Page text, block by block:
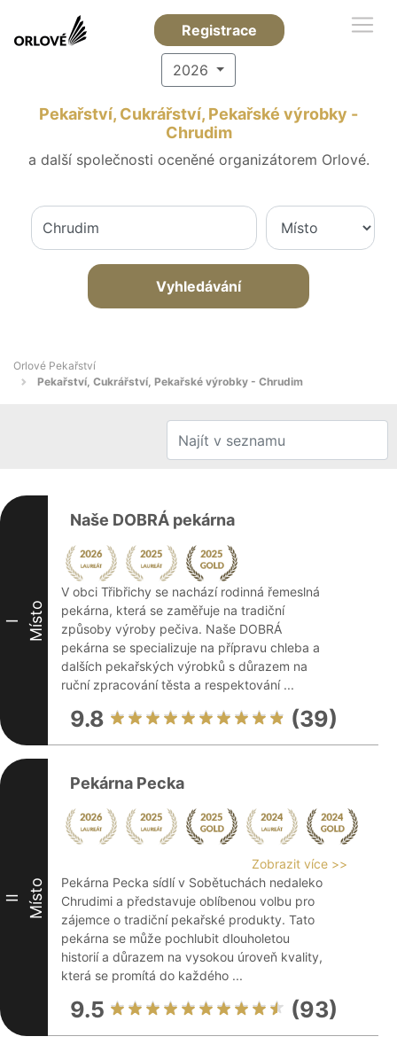
Registrace
2026
Pekařství, Cukrářství, Pekařské výrobky -
Chrudim
a další společnosti oceněné organizátorem Orlové.
Vyhledávání
Orlové Pekařství
Pekařství, Cukrářství, Pekařské výrobky - Chrudim
I Místo
Naše DOBRÁ pekárna
V obci Třibřichy se nachází rodinná řemeslná
pekárna, která se zaměřuje na tradiční
způsoby výroby pečiva. Naše DOBRÁ
pekárna se specializuje na přípravu chleba a
dalších pekařských výrobků s důrazem na
ruční zpracování těsta a respektování ...
9.8 (39)
II Místo
Pekárna Pecka
Zobrazit více >>
Pekárna Pecka sídlí v Sobětuchách nedaleko
Chrudimi a představuje oblíbenou volbu pro
zájemce o tradiční pekařské produkty. Tato
pekárna se může pochlubit dlouholetou
historií a důrazem na vysokou úroveň kvality,
která se promítá do každého ...
9.5 (93)